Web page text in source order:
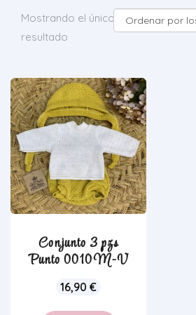
Mostrando el único
resultado
Conjunto 3 pzs
Punto 0010 M-V
16,90 €